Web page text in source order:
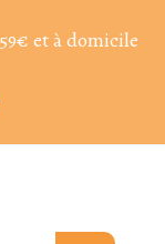
et à domicile